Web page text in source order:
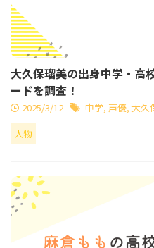
大久保瑠美の出身中学・高
ードを調査！
2025/3/12 中学, 声優, 大久
人物